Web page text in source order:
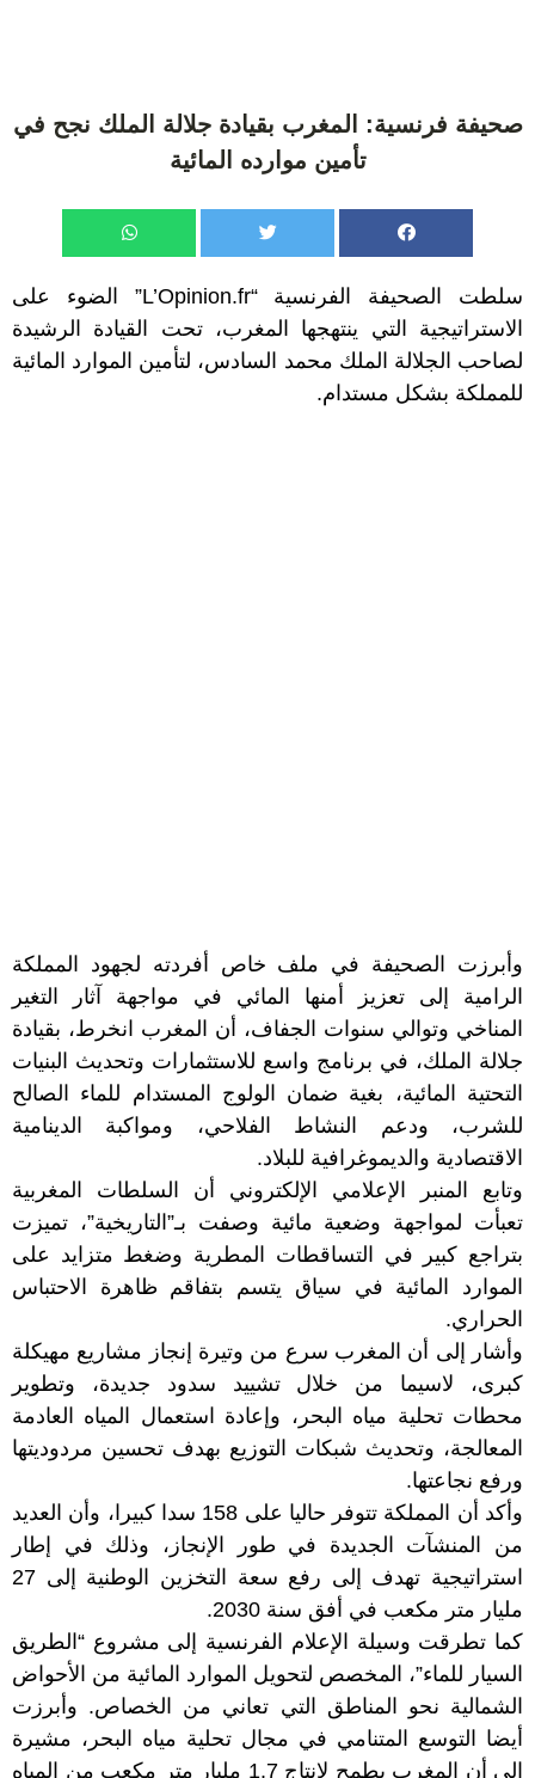
صحيفة فرنسية: المغرب بقيادة جلالة الملك نجح في
تأمين موارده المائية
سلطت الصحيفة الفرنسية “L’Opinion.fr” الضوء على
الاستراتيجية التي ينتهجها المغرب، تحت القيادة الرشيدة
لصاحب الجلالة الملك محمد السادس، لتأمين الموارد المائية
للمملكة بشكل مستدام.
وأبرزت الصحيفة في ملف خاص أفردته لجهود المملكة
الرامية إلى تعزيز أمنها المائي في مواجهة آثار التغير
المناخي وتوالي سنوات الجفاف، أن المغرب انخرط، بقيادة
جلالة الملك، في برنامج واسع للاستثمارات وتحديث البنيات
التحتية المائية، بغية ضمان الولوج المستدام للماء الصالح
للشرب، ودعم النشاط الفلاحي، ومواكبة الدينامية
الاقتصادية والديموغرافية للبلاد.
وتابع المنبر الإعلامي الإلكتروني أن السلطات المغربية
تعبأت لمواجهة وضعية مائية وصفت بـ”التاريخية”، تميزت
بتراجع كبير في التساقطات المطرية وضغط متزايد على
الموارد المائية في سياق يتسم بتفاقم ظاهرة الاحتباس
الحراري.
وأشار إلى أن المغرب سرع من وتيرة إنجاز مشاريع مهيكلة
كبرى، لاسيما من خلال تشييد سدود جديدة، وتطوير
محطات تحلية مياه البحر، وإعادة استعمال المياه العادمة
المعالجة، وتحديث شبكات التوزيع بهدف تحسين مردوديتها
ورفع نجاعتها.
وأكد أن المملكة تتوفر حاليا على 158 سدا كبيرا، وأن العديد
من المنشآت الجديدة في طور الإنجاز، وذلك في إطار
استراتيجية تهدف إلى رفع سعة التخزين الوطنية إلى 27
مليار متر مكعب في أفق سنة 2030.
كما تطرقت وسيلة الإعلام الفرنسية إلى مشروع “الطريق
السيار للماء”، المخصص لتحويل الموارد المائية من الأحواض
الشمالية نحو المناطق التي تعاني من الخصاص. وأبرزت
أيضا التوسع المتنامي في مجال تحلية مياه البحر، مشيرة
إلى أن المغرب يطمح لإنتاج 1.7 مليار متر مكعب من المياه